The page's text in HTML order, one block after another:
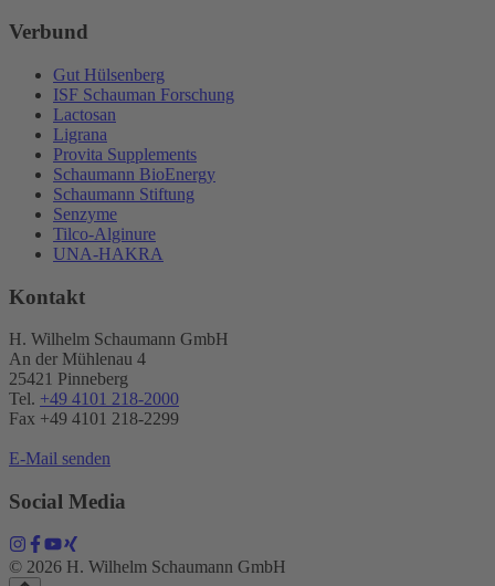
Verbund
Gut Hülsenberg
ISF Schauman Forschung
Lactosan
Ligrana
Provita Supplements
Schaumann BioEnergy
Schaumann Stiftung
Senzyme
Tilco-Alginure
UNA-HAKRA
Kontakt
H. Wilhelm Schaumann GmbH
An der Mühlenau 4
25421 Pinneberg
Tel. +49 4101 218-2000
Fax +49 4101 218​-2299
E-Mail senden
Social Media
© 2026 H. Wilhelm Schaumann GmbH